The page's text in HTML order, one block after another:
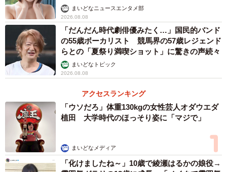
からの支持も高く、また、夫であるDAIGOさんとは毎年理
想の夫婦にもランクインしています。
「クールビューティーでどんなドレスでも似合いそう」
「結婚式の青いドレスがすごく似合ってた！」
【3位​：戸田恵梨香】
2020年に松坂桃李さんとの結婚を発表。最近ではベリーシ
ョートヘアにイメージチェンジし、SNSでは美しすぎる！
と話題になりました。
「美しさとカッコ良さを兼ね備えていて絶対素敵だと思
まいどなニュースエンタメ部
2026.08.08
「だんだん時代劇俳優みたく…」国民的バンド
の55歳ボーカリスト 競馬界の57歳レジェンド
らとの「夏祭り満喫ショット」に驚きの声続々
まいどなトピック
2026.08.08
アクセスランキング
「ウソだろ」体重130kgの女性芸人オダウエダ
植田 大学時代のほっそり姿に「マジで」
まいどなメディア
「化けましたね～」10歳で綾瀬はるかの娘役→